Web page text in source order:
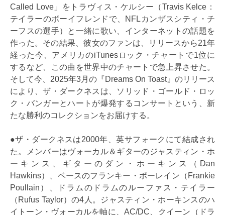
Called Love」をトラヴィス・ケルシー（Travis Kelce：
テイラーのボーイフレンドで、NFLカンザスシティ・チ
ーフスの選手）と一緒に歌い、インターネットの話題を
作った。その結果、彼女のファンは、リリースから21年
経った今、アメリカのiTunesロック・チャートで1位に
するなど、この曲を世界中のチャートで急上昇させた。
そして今、2025年3月の『Dreams On Toast』のリリース
により、ザ・ダークネスは、ソリッド・ゴールド・ロッ
ク・バンガーとハートが爆発するコンサートという、新
たな勝利のコレクションをお届けする。
●ザ・ダークネスは2000年、英サフォークにて結成され
た。メンバーはヴォーカル＆ギターのジャスティン・ホ
ーキンス、ギターのダン・ホーキンス（Dan
Hawkins）、ベースのフランキー・ポーレイン（Frankie
Poullain）、ドラムのドラムのルーファス・テイラー
（Rufus Taylor）の4人。ジャスティン・ホーキンスのハ
イトーン・ヴォーカルを軸に、AC/DC、クイーン（ドラ